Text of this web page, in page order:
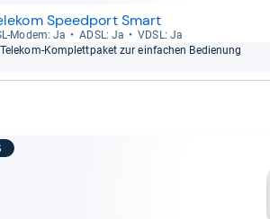
Speedport Smart
​Modem: Ja ADSL: Ja
VDSL: Ja
Tele­kom-​Kom­plett­pa­ket zur ein­fa­chen Bedie­nung